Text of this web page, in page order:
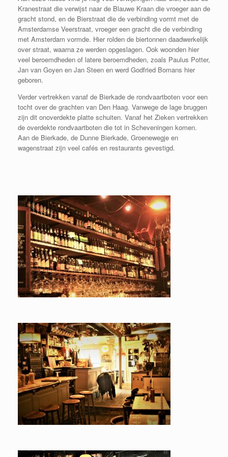
Kranestraat die verwijst naar de Blauwe Kraan die vroeger aan de
gracht stond, en de Bierstraat die de verbinding vormt met de
Amsterdamse Veerstraat, vroeger een gracht die de verbinding
met Amsterdam vormde. Hier rolden de biertonnen daadwerkelijk
over straat, waarna ze werden opgeslagen. Ook woonden hier
veel beroemdheden of latere beroemdheden, zoals Paulus Potter,
Jan van Goyen en Jan Steen en werd Godfried Bomans hier
geboren.
Verder vertrekken vanaf de Bierkade de rondvaartboten voor een
tocht over de grachten van Den Haag. Vanwege de lage bruggen
zijn dit onoverdekte platte schuiten. Vanaf het Zieken vertrekken
de overdekte rondvaartboten die tot in Scheveningen komen.
Aan de Bierkade, de Dunne Bierkade, Groenewegje en
wagenstraat zijn veel cafés en restaurants gevestigd.